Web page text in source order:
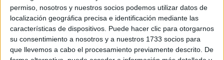
permiso, nosotros y nuestros socios podemos utilizar datos de
localización geográfica precisa e identificación mediante las
características de dispositivos. Puede hacer clic para otorgarnos
su consentimiento a nosotros y a nuestros 1733 socios para
que llevemos a cabo el procesamiento previamente descrito. De